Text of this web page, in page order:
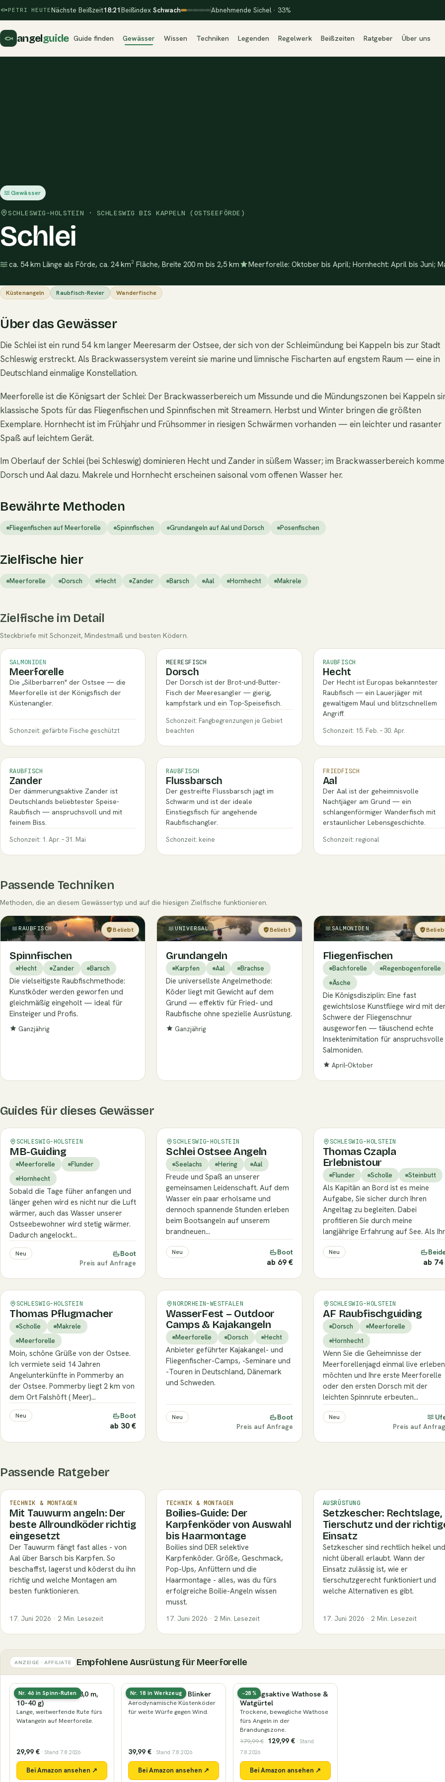
PETRI HEUTENächste Beißzeit18:21Beißindex Schwach Abnehmende Sichel · 33%
angelguide Guide finden Gewässer Wissen Techniken Legenden Regelwerk Beißzeiten Ratgeber Über uns
Gewässer
SCHLESWIG-HOLSTEIN · SCHLESWIG BIS KAPPELN (OSTSEEFÖRDE)
Schlei
ca. 54 km Länge als Förde, ca. 24 km² Fläche, Breite 200 m bis 2,5 km Meerforelle: Oktober bis April; Hornhecht: April bis Juni;
Küstenangeln Raubfisch-Revier Wanderfische
Über das Gewässer
Die Schlei ist ein rund 54 km langer Meeresarm der Ostsee, der sich von der Schleimündung bei Kappeln bis zur Stadt
Schleswig erstreckt. Als Brackwassersystem vereint sie marine und limnische Fischarten auf engstem Raum — eine in
Deutschland einmalige Konstellation.
Meerforelle ist die Königsart der Schlei: Der Brackwasserbereich um Missunde und die Mündungszonen bei Kappeln
klassische Spots für das Fliegenfischen und Spinnfischen mit Streamern. Herbst und Winter bringen die größten
Exemplare. Hornhecht ist im Frühjahr und Frühsommer in riesigen Schwärmen vorhanden — ein leichter und rasanter
Spaß auf leichtem Gerät.
Im Oberlauf der Schlei (bei Schleswig) dominieren Hecht und Zander in süßem Wasser; im Brackwasserbereich
Dorsch und Aal dazu. Makrele und Hornhecht erscheinen saisonal vom offenen Wasser her.
Bewährte Methoden
Fliegenfischen auf Meerforelle Spinnfischen Grundangeln auf Aal und Dorsch Posenfischen
Zielfische hier
Meerforelle Dorsch Hecht Zander Barsch Aal Hornhecht Makrele
Zielfische im Detail
Steckbriefe mit Schonzeit, Mindestmaß und besten Ködern.
SALMONIDEN
Meerforelle
Die „Silberbarren" der Ostsee — die
Meerforelle ist der Königsfisch der
Küstenangler.
Schonzeit: gefärbte Fische geschützt
MEERESFISCH
Dorsch
Der Dorsch ist der Brot-und-Butter-
Fisch der Meeresangler — gierig,
kampfstark und ein Top-Speisefisch.
Schonzeit: Fangbegrenzungen je Gebiet
beachten
RAUBFISCH
Hecht
Der Hecht ist Europas bekanntester
Raubfisch — ein Lauerjäger mit
gewaltigem Maul und blitzschnellem
Angriff.
Schonzeit: 15. Feb. – 30. Apr.
RAUBFISCH
Zander
Der dämmerungsaktive Zander ist
Deutschlands beliebtester Speise-
Raubfisch — anspruchsvoll und mit
feinem Biss.
Schonzeit: 1. Apr. – 31. Mai
RAUBFISCH
Flussbarsch
Der gestreifte Flussbarsch jagt im
Schwarm und ist der ideale
Einstiegsfisch für angehende
Raubfischangler.
Schonzeit: keine
FRIEDFISCH
Aal
Der Aal ist der geheimnisvolle
Nachtjäger am Grund — ein
schlangenförmiger Wanderfisch mit
erstaunlicher Lebensgeschichte.
Schonzeit: regional
Passende Techniken
Methoden, die an diesem Gewässertyp und auf die hiesigen Zielfische funktionieren.
RAUBFISCH Beliebt
Einsteiger
Spinnfischen
Hecht Zander Barsch
Die vielseitigste Raubfischmethode:
Kunstköder werden geworfen und
gleichmäßig eingeholt — ideal für
Einsteiger und Profis.
Ganzjährig
UNIVERSAL Beliebt
Einsteiger
Grundangeln
Karpfen Aal Brachse
Die universellste Angelmethode:
Köder liegt mit Gewicht auf dem
Grund — effektiv für Fried- und
Raubfische ohne spezielle Ausrüstung.
Ganzjährig
SALMONIDEN
Fliegenfischen
Bachforelle
Regenbogenforelle
Äsche
Die Königsdisziplin: Eine fast
gewichtslose Kunstfliege wird mit
Schwere der Fliegenschnur
ausgeworfen — täuschend echte
Insektenimitation für anspruchsvolle
Salmoniden.
April–Oktober
Guides für dieses Gewässer
SCHLESWIG-HOLSTEIN
MB-Guiding
Meerforelle
Flunder
Hornhecht
Sobald die Tage füher anfangen und
länger gehen wird es nicht nur die Luft
wärmer, auch das Wasser unserer
Ostseebewohner wird stetig wärmer.
Dadurch angelockt…
Neu
Boot
Preis auf Anfrage
SCHLESWIG-HOLSTEIN
Schlei Ostsee Angeln
Seelachs Hering Aal
Freude und Spaß an unserer
gemeinsamen Leidenschaft. Auf dem
Wasser ein paar erholsame und
dennoch spannende Stunden erleben
beim Bootsangeln auf unserem
brandneuen…
Neu Boot
ab 69 €
SCHLESWIG-HOLSTEIN
Thomas Czapla
Erlebnistour
Flunder Scholle Steinbutt
Als Kapitän an Bord ist es meine
Aufgabe, Sie sicher durch Ihren
Angeltag zu begleiten. Dabei
profitieren Sie durch meine
langjährige Erfahrung auf See. Als
Neu
ab 74
SCHLESWIG-HOLSTEIN
Thomas Pflugmacher
Scholle
Makrele
Meerforelle
Moin, schöne Grüße von der Ostsee.
Ich vermiete seid 14 Jahren
Angelunterkünfte in Pommerby an
der Ostsee. Pommerby liegt 2 km von
dem Ort Falshöft ( Meer)…
Neu Boot
ab 30 €
NORDRHEIN-WESTFALEN
WasserFest – Outdoor
Camps & Kajakangeln
Meerforelle Dorsch Hecht
Anbieter geführter Kajakangel- und
Fliegenfischer-Camps, -Seminare und
-Touren in Deutschland, Dänemark
und Schweden.
Neu
Boot
Preis auf Anfrage
SCHLESWIG-HOLSTEIN
AF Raubfischguiding
Dorsch
Meerforelle
Hornhecht
Wenn Sie die Geheimnisse der
Meerforellenjagd einmal live erleben
möchten und Ihre erste Meerforelle
oder den ersten Dorsch mit der
leichten Spinnrute erbeuten…
Neu
Preis auf
Passende Ratgeber
TECHNIK & MONTAGEN
Mit Tauwurm angeln: Der
beste Allroundköder richtig
eingesetzt
Der Tauwurm fängt fast alles - von
Aal über Barsch bis Karpfen. So
beschaffst, lagerst und köderst du ihn
richtig und welche Montagen am
besten funktionieren.
17. Juni 2026 · 2 Min. Lesezeit
TECHNIK & MONTAGEN
Boilies-Guide: Der
Karpfenköder von Auswahl
bis Haarmontage
Boilies sind DER selektive
Karpfenköder. Größe, Geschmack,
Pop-Ups, Anfüttern und die
Haarmontage - alles, was du fürs
erfolgreiche Boilie-Angeln wissen
musst.
17. Juni 2026 · 2 Min. Lesezeit
AUSRÜSTUNG
Setzkescher: Rechtslage,
Tierschutz und der
Einsatz
Setzkescher sind rechtlich heikel und
nicht überall erlaubt. Wann der
Einsatz zulässig ist, wie er
tierschutzgerecht funktioniert und
welche Alternativen es gibt.
17. Juni 2026 · 2 Min. Lesezeit
ANZEIGE · AFFILIATE Empfohlene Ausrüstung für Meerforelle
Nr. 46 in Spinn-Ruten
Küsten-Spinnrute (3,0 m,
10–40 g)
Lange, weitwerfende Rute fürs
Watangeln auf Meerforelle.
29,99 € · Stand 7.8.2026
Bei Amazon ansehen ↗
Nr. 18 in Werkzeug
Küstenwobbler & Blinker
Aerodynamische Küstenköder
für weite Würfe gegen Wind.
39,99 € · Stand 7.8.2026
Bei Amazon ansehen ↗
−28 %
Atmungsaktive Wathose &
Watgürtel
Trockene, bewegliche Wathose
fürs Angeln in der
Brandungszone.
179,99 € 129,99 € · Stand
7.8.2026
Bei Amazon ansehen ↗